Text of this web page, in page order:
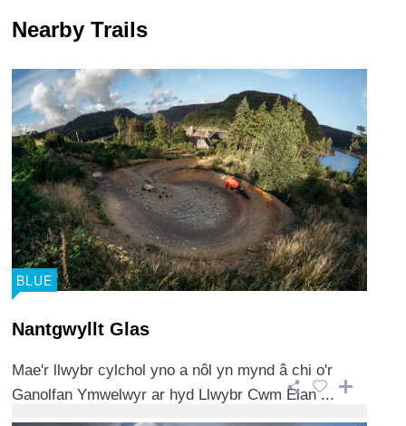
Nearby Trails
BLUE
Nantgwyllt Glas
Mae'r llwybr cylchol yno a nôl yn mynd â chi o'r
Ganolfan Ymwelwyr ar hyd Llwybr Cwm Elan ...